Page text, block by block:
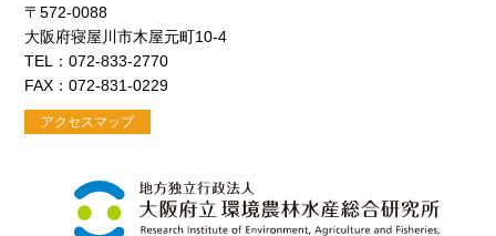
〒572-0088
大阪府寝屋川市木屋元町10-4
TEL：072-833-2770
FAX：072-831-0229
アクセスマップ